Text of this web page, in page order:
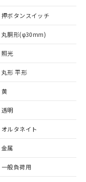
押ボタンスイッチ
丸胴形(φ30mm)
照光
丸形 平形
黄
透明
オルタネイト
金属
一般負荷用